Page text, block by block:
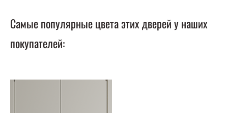
Самые популярные цвета этих дверей у наших
покупателей: